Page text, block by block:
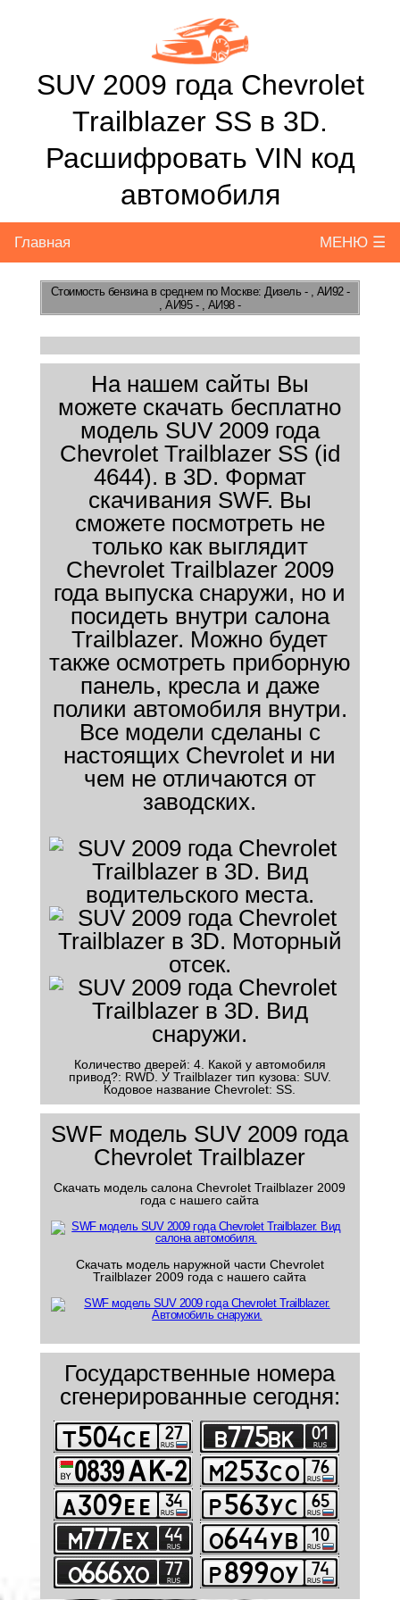
SUV 2009 года Chevrolet
Trailblazer SS в 3D.
Расшифровать VIN код
автомобиля
Главная МЕНЮ ☰
Стоимость бензинав среднем по Москве: Дизель - , АИ92 -
, АИ95 - , АИ98 -
На нашем сайты Вы
можете скачать бесплатно
модель SUV 2009 года
Chevrolet Trailblazer SS (id
4644). в 3D. Формат
скачивания SWF. Вы
сможете посмотреть не
только как выглядит
Chevrolet Trailblazer 2009
года выпуска снаружи, но и
посидеть внутри салона
Trailblazer. Можно будет
также осмотреть приборную
панель, кресла и даже
полики автомобиля внутри.
Все модели сделаны с
настоящих Chevrolet и ни
чем не отличаются от
заводских.
Количество дверей: 4. Какой у автомобиля
привод?: RWD. У Trailblazer тип кузова: SUV.
Кодовое название Chevrolet: SS.
SWF модель SUV 2009 года
Chevrolet Trailblazer
Скачать модель салона Chevrolet Trailblazer 2009
года с нашего сайта
Скачать модель наружной части Chevrolet
Trailblazer 2009 года с нашего сайта
Государственные номера
сгенерированные сегодня: